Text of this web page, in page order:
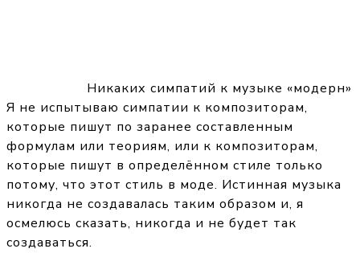
Никаких симпатий к музыке «модерн»
Я не испытываю симпатии к композиторам,
которые пишут по заранее составленным
формулам или теориям, или к композиторам,
которые пишут в определённом стиле только
потому, что этот стиль в моде. Истинная музыка
никогда не создавалась таким образом и, я
осмелюсь сказать, никогда и не будет так
создаваться.